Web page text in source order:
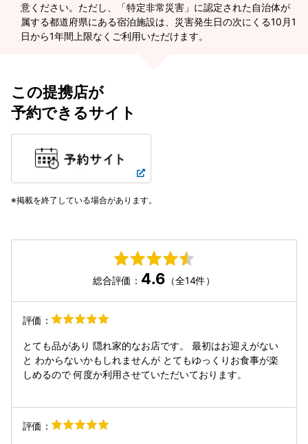
意ください。ただし、「特定非常災害」に認定された自治体が
属する都道府県にある宿泊施設は、災害発生日の次にくる10月1
日から1年間上限なくご利用いただけます。
この提携店が
予約できるサイト
掲載を終了している場合があります。
総合評価： 4.6 （全14件）
評価：
とても品があり 隠れ家的なお店です。 最初はお迎えがない
と わからないかもしれませんが とてもゆっくりお食事が楽
しめるので 何度か利用させていただいております。
評価：